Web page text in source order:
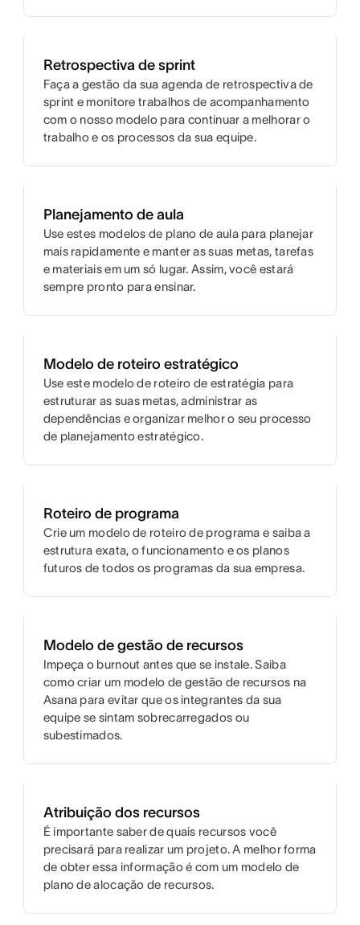
Retrospectiva de sprint
Faça a gestão da sua agenda de retrospectiva de
sprint e monitore trabalhos de acompanhamento
com o nosso modelo para continuar a melhorar o
trabalho e os processos da sua equipe.
Planejamento de aula
Use estes modelos de plano de aula para planejar
mais rapidamente e manter as suas metas, tarefas
e materiais em um só lugar. Assim, você estará
sempre pronto para ensinar.
Modelo de roteiro estratégico
Use este modelo de roteiro de estratégia para
estruturar as suas metas, administrar as
dependências e organizar melhor o seu processo
de planejamento estratégico.
Roteiro de programa
Crie um modelo de roteiro de programa e saiba a
estrutura exata, o funcionamento e os planos
futuros de todos os programas da sua empresa.
Modelo de gestão de recursos
Impeça o burnout antes que se instale. Saiba
como criar um modelo de gestão de recursos na
Asana para evitar que os integrantes da sua
equipe se sintam sobrecarregados ou
subestimados.
Atribuição dos recursos
É importante saber de quais recursos você
precisará para realizar um projeto. A melhor forma
de obter essa informação é com um modelo de
plano de alocação de recursos.